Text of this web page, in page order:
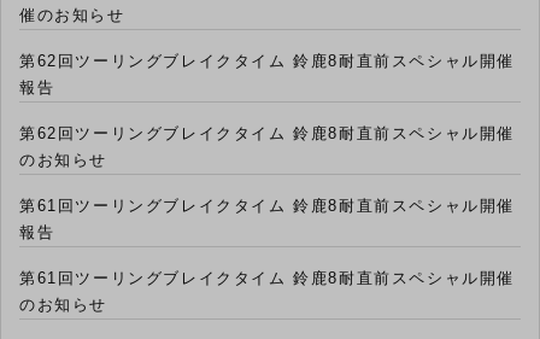
催のお知らせ
第62回ツーリングブレイクタイム 鈴鹿8耐直前スペシャル開催
報告
第62回ツーリングブレイクタイム 鈴鹿8耐直前スペシャル開催
のお知らせ
第61回ツーリングブレイクタイム 鈴鹿8耐直前スペシャル開催
報告
第61回ツーリングブレイクタイム 鈴鹿8耐直前スペシャル開催
のお知らせ